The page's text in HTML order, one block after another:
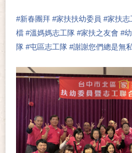
#新春團拜 #家扶扶幼委員 #家扶志
檔 #溫媽媽志工隊 #家扶之友會 #
隊 #屯區志工隊 #謝謝您們總是無